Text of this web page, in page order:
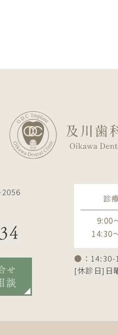
せ
談
診
9:00
14:30
● ：
[休診日]日